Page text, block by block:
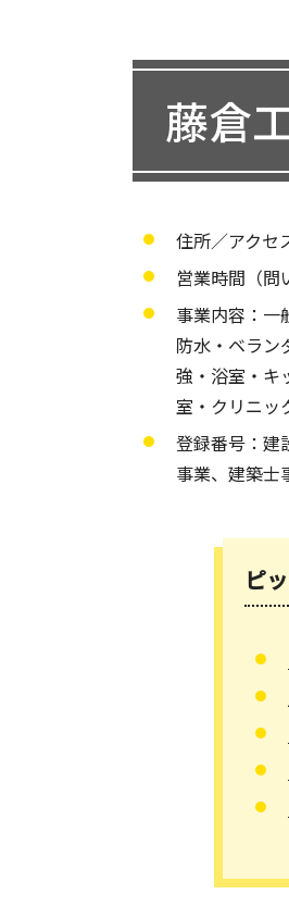
藤倉
住所／アクセ
営業時間（問
事業内容：一
防水・ベラン
強・浴室・キ
室・クリニッ
登録番号：
事業、建築
ピ